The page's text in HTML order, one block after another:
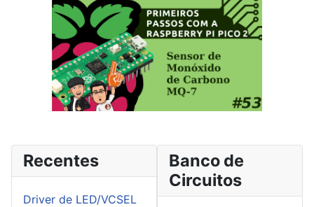
Recentes
Driver de LED/VCSEL
Banco de
Circuitos